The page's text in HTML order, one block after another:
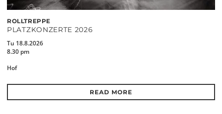
ROLLTREPPE
PLATZKONZERTE 2026
Tu 18.8.2026
8.30 pm
Hof
READ MORE